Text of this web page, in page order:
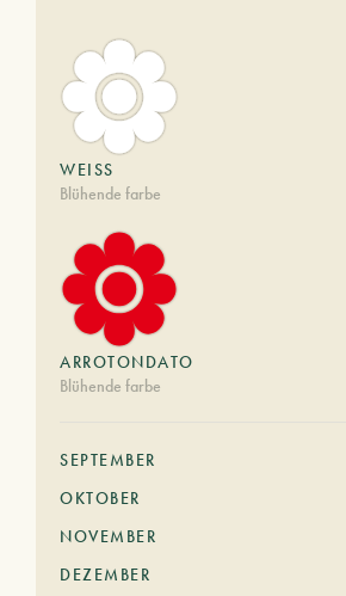
WEISS
Blühende farbe
ARROTONDATO
Blühende farbe
SEPTEMBER
OKTOBER
NOVEMBER
DEZEMBER